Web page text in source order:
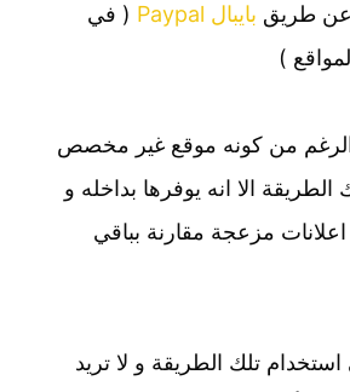
طريقبايبال Paypal
( في
)
من كونه موقع غير مخصص
الا انه يوفرها بداخله و
مزعجة مقارنة بباقي
تلك الطريقة و لا تريد